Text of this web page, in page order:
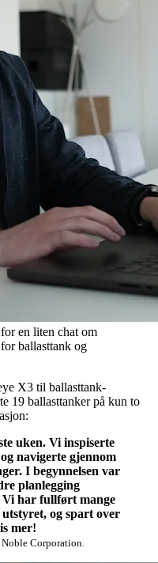
en liten chat om
ballasttank og
X3 til ballasttank-
19 ballasttanker på kun to
uken. Vi inspiserte
navigerte gjennom
I begynnelsen var
planlegging
har fullført mange
og spart over
mer!
Corporation.